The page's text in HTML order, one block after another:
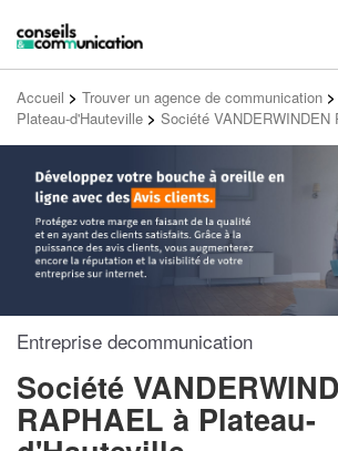
Accueil > Trouver un agence de communication >
Plateau-d'Hauteville > Société VANDERWINDEN
Entreprise decommunication
Société
RAPHAEL à Plateau-